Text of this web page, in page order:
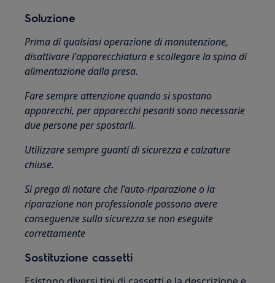
Soluzione
Prima di qualsiasi operazione di manutenzione,
disattivare l'apparecchiatura e scollegare la spina di
alimentazione dalla presa.
Fare sempre attenzione quando si spostano
apparecchi, per apparecchi pesanti sono necessarie
due persone per spostarli.
Utilizzare sempre guanti di sicurezza e calzature
chiuse.
Si prega di notare che l'auto-riparazione o la
riparazione non professionale possono avere
conseguenze sulla sicurezza se non eseguite
correttamente
Sostituzione cassetti